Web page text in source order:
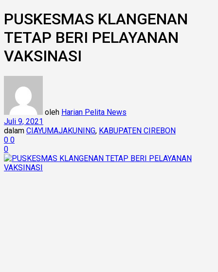
PUSKESMAS KLANGENAN
TETAP BERI PELAYANAN
VAKSINASI
oleh Harian Pelita News
Juli 9, 2021
dalam CIAYUMAJAKUNING, KABUPATEN CIREBON
0 0
0